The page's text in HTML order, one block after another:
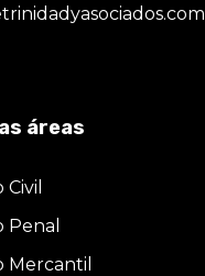
áreas
Penal
Mercantil